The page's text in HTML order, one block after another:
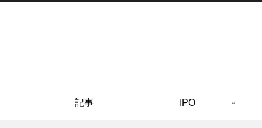
記事 IPO